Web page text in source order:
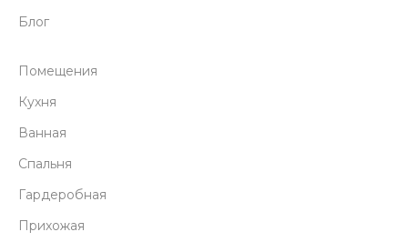
Блог
Помещения
Кухня
Ванная
Спальня
Гардеробная
Прихожая